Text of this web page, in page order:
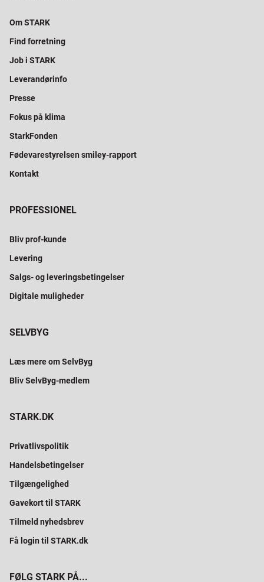
Om STARK
Find forretning
Job i STARK
Leverandørinfo
Presse
Fokus på klima
StarkFonden
Fødevarestyrelsen smiley-rapport
Kontakt
PROFESSIONEL
Bliv prof-kunde
Levering
Salgs- og leveringsbetingelser
Digitale muligheder
SELVBYG
Læs mere om SelvByg
Bliv SelvByg-medlem
STARK.DK
Privatlivspolitik
Handelsbetingelser
Tilgængelighed
Gavekort til STARK
Tilmeld nyhedsbrev
Få login til STARK.dk
FØLG STARK PÅ...